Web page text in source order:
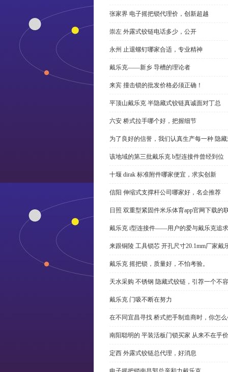
张家界 电子摇把锁代理价，创新超越
崇左 外露式铰链电话多少，公开
永州 止退螺钉哪家合适，专业精神
戴乐克——新乡 导槽的理论者
来宾 撞击锁的批发价格必须正确！
平顶山戴乐克 半隐藏式铰链真诚面对丁总
六安 桥式拉手哪个好，把握细节
为了良好的信誉，我们认真生产每一种 隐
该地域的第三批戴乐克 b型连接件曾经到位
十堰 dirak 标准附件哪家便宜，求实创新
信阳 伸缩式支撑杆公司哪家好，名企推荐
日照 双重型紧固件米乐体育app官网下载的
戴乐克 i型连接件——用户的爱与戴乐克追求
来跟铜陵 工具锁芯 开孔尺寸20.1mm厂家
戴乐克 摇把锁，质量好，不怕考验。
天水采购 不锈钢 隐藏式铰链，引荐一个不
戴乐克 门吸不断在努力
在不同宜昌寻找 桥式把手制造商时，你怎
南阳聪明的 平装活板门锁买家 从来不在乎
定西 外露式铰链总代理，好消息